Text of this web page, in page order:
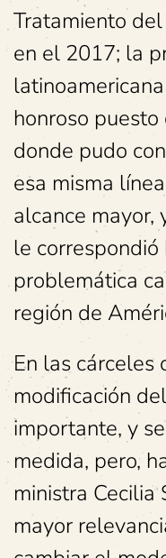
Tratamiento
en el 2017; la
honroso
donde pudo
esa misma
alcance mayor,
le
problemática
región de
En las cárceles
modificación
importante, y
medida, pero,
ministra Cecilia
mayor